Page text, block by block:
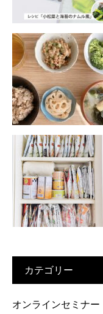
カテゴリー
オンラインセミナー